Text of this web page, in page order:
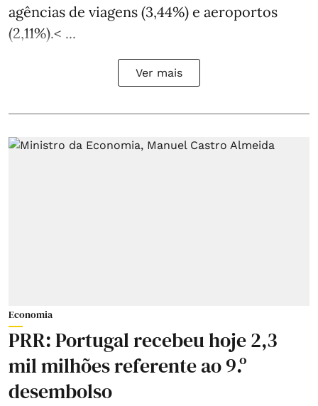
agências de viagens (3,44%) e aeroportos
(2,11%).< ...
Ver mais
Economia
PRR: Portugal recebeu hoje 2,3
mil milhões referente ao 9.º
desembolso